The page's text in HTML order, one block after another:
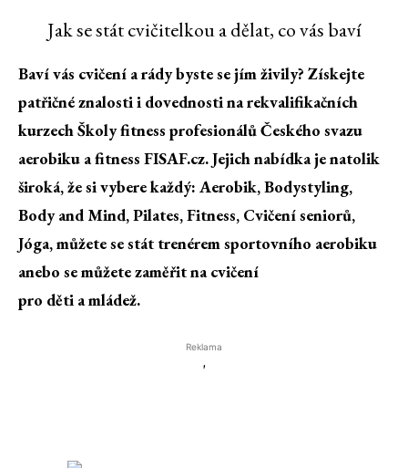
Jak se stát cvičitelkou a dělat, co vás baví
Baví vás cvičení a rády byste se jím živily? Získejte
patřičné znalosti i dovednosti na rekvalifikačních
kurzech Školy fitness profesionálů Českého svazu
aerobiku a fitness FISAF.cz. Jejich nabídka je natolik
široká, že si vybere každý: Aerobik, Bodystyling,
Body and Mind, Pilates, Fitness, Cvičení seniorů,
Jóga, můžete se stát trenérem sportovního aerobiku
anebo se můžete zaměřit na cvičení
pro děti a mládež.
Reklama
'